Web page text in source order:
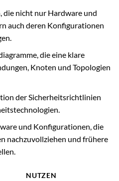
nicht nur Hardware und
auch deren Konfigurationen
die eine klare
Knoten und Topologien
der Sicherheitsrichtlinien
und Konfigurationen, die
nachzuvollziehen und frühere
NUTZEN